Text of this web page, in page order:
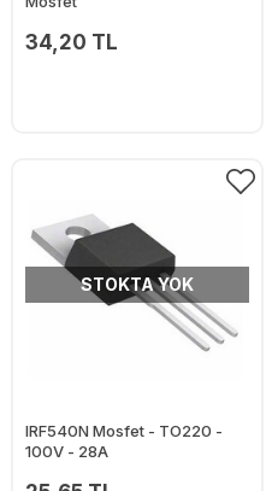
34,20 TL
STOKTA YOK
IRF540N Mosfet - TO220 -
100V - 28A